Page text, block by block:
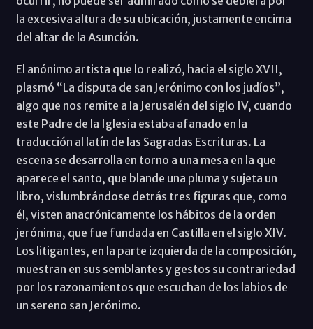
la excesiva altura de su ubicación, justamente encima
del altar de la Asunción.
El anónimo artista que lo realizó, hacia el siglo XVII,
plasmó “La disputa de san Jerónimo con los judíos”,
algo que nos remite a la Jerusalén del siglo IV, cuando
este Padre de la Iglesia estaba afanado en la
traducción al latín de las Sagradas Escrituras. La
escena se desarrolla en torno a una mesa en la que
aparece el santo, que blande una pluma y sujeta un
libro, vislumbrándose detrás tres figuras que, como
él, visten anacrónicamente los hábitos de la orden
jerónima, que fue fundada en Castilla en el siglo XIV.
Los litigantes, en la parte izquierda de la composición,
muestran en sus semblantes y gestos su contrariedad
por los razonamientos que escuchan de los labios de
un sereno san Jerónimo.